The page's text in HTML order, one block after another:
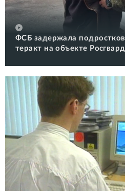
ФСБ задержала
теракт на объекте